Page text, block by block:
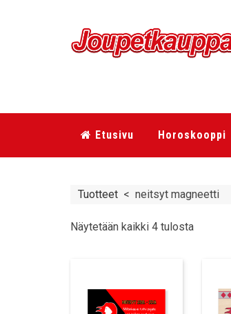
Etusivu Horoskooppi
Tuotteet < neitsyt magneetti
Näytetään kaikki 4 tulosta